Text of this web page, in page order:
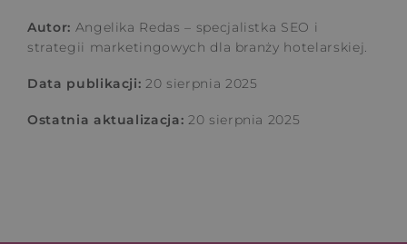
Autor: Angelika Redas – specjalistka SEO i
strategii marketingowych dla branży hotelarskiej.
Data publikacji:20 sierpnia 2025
Ostatnia aktualizacja: 20 sierpnia 2025